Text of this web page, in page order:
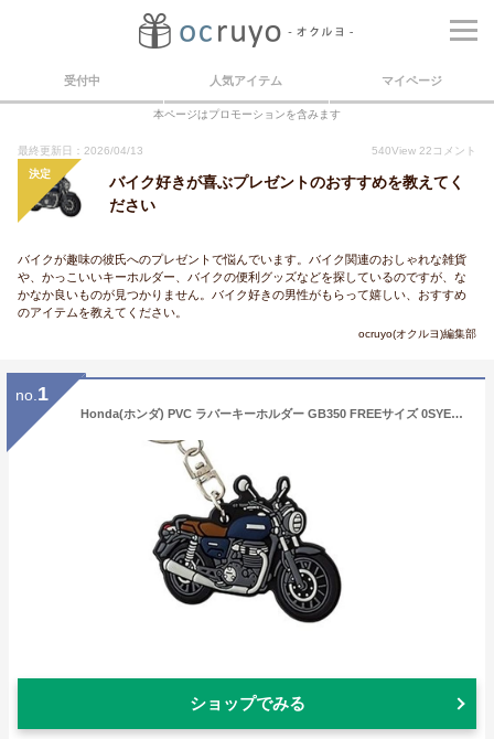
受付中 人気アイテム マイページ
本ページはプロモーションを含みます
最終更新日：2026/04/13 540View 22 コメント
決定
バイク好きが喜ぶプレゼントのおすすめを教えてく
ださい
バイクが趣味の彼氏へのプレゼントで悩んでいます。バイク関連のおしゃれな雑貨
や、かっこいいキーホルダー、バイクの便利グッズなどを探しているのですが、な
かなか良いものが見つかりません。バイク好きの男性がもらって嬉しい、おすすめ
のアイテムを教えてください。
ocruyo(オクルヨ)編集部
no. 1
Honda(ホンダ) PVC ラバーキーホルダー GB350 FREEサイズ 0SYEP-39B-HF
ショップでみる